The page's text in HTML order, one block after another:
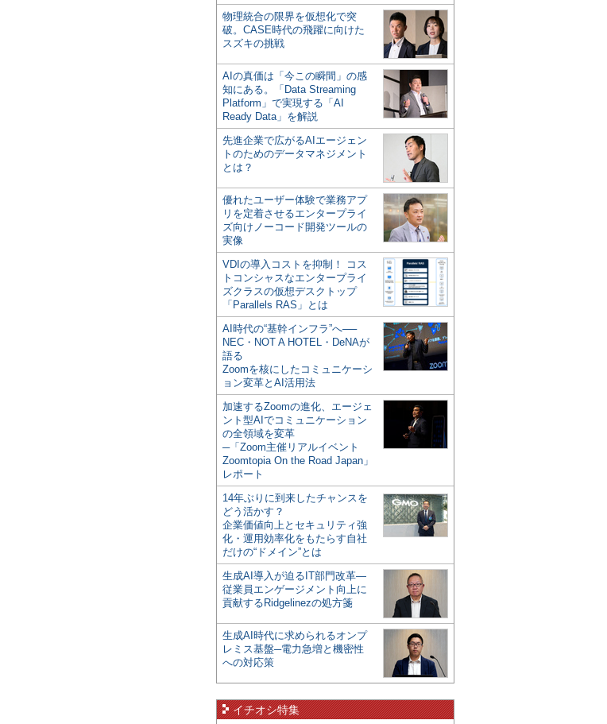
物理統合の限界を仮想化で突
破。CASE時代の飛躍に向けた
スズキの挑戦
AIの真価は「今この瞬間」の感
知にある。「Data Streaming
Platform」で実現する「AI
Ready Data」を解説
先進企業で広がるAIエージェン
トのためのデータマネジメント
とは？
優れたユーザー体験で業務アプ
リを定着させるエンタープライ
ズ向けノーコード開発ツールの
実像
VDIの導入コストを抑制！ コス
トコンシャスなエンタープライ
ズクラスの仮想デスクトップ
「Parallels RAS」とは
AI時代の“基幹インフラ”へ──
NEC・NOT A HOTEL・DeNAが
語る
Zoomを核にしたコミュニケーシ
ョン変革とAI活用法
加速するZoomの進化、エージェ
ント型AIでコミュニケーション
の全領域を変革
─「Zoom主催リアルイベント
Zoomtopia On the Road Japan」
レポート
14年ぶりに到来したチャンスを
どう活かす？
企業価値向上とセキュリティ強
化・運用効率化をもたらす自社
だけの“ドメイン”とは
生成AI導入が迫るIT部門改革―
従業員エンゲージメント向上に
貢献するRidgelinezの処方箋
生成AI時代に求められるオンプ
レミス基盤─電力急増と機密性
への対応策
イチオシ特集